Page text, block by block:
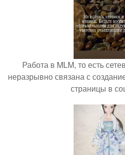
Работа в MLM, то есть
неразрывно связана с
страницы в